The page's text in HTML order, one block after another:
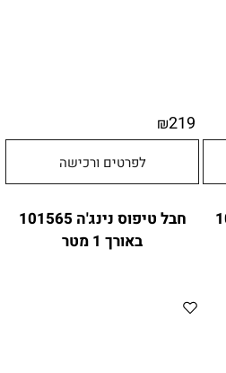
₪219
לפרטים ורכישה
חבל טיפוס נינג'ה 101565
באורך 1 מטר